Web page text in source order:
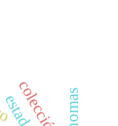
colección